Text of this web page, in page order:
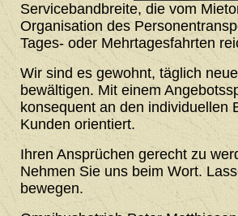
Servicebandbreite, die vom
Organisation des
Tages- oder Mehrtagesfahrten
Wir sind es gewohnt, täglich
bewältigen. Mit einem
konsequent an den individuellen
Kunden orientiert.
Ihren Ansprüchen gerecht zu
Nehmen Sie uns beim Wort.
bewegen.